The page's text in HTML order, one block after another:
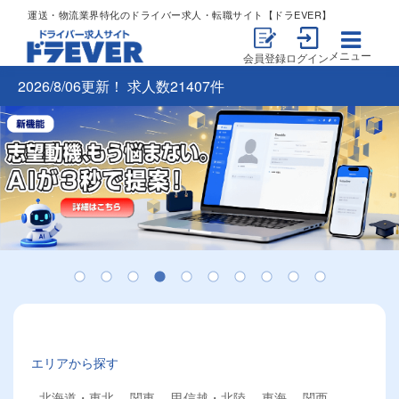
運送・物流業界特化のドライバー求人・転職サイト【ドラEVER】
会員登録ログイン メニュー
2026/8/06更新！ 求人数21407件
エリアから探す